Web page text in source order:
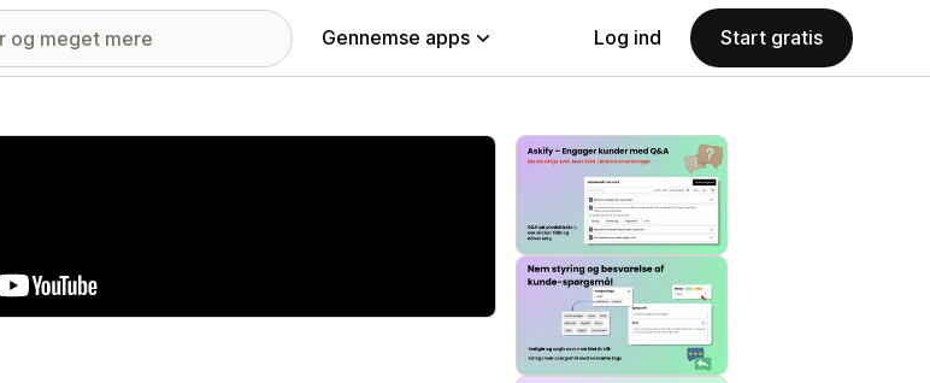
Gennemse apps Log ind Start gratis